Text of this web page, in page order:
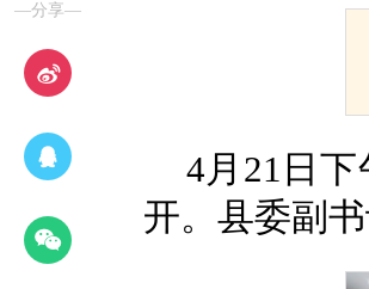
—分享—
4月21日
开。县委副